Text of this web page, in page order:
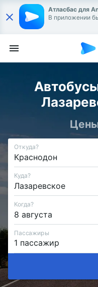
Атласбас для
В приложении
Откуда?
Куда?
Когда?
Пассажиры